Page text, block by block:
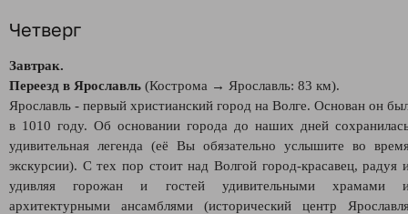
Четверг
Завтрак.
Переезд в Ярославль (Кострома → Ярославль: 83 км).
Ярославль - первый христианский город на Волге. Основан он
в 1010 году. Об основании города до наших дней
удивительная легенда (её Вы обязательно услышите во
экскурсии). С тех пор стоит над Волгой город-красавец, радуя
удивляя горожан и гостей удивительными храмами
архитектурными ансамблями (исторический центр